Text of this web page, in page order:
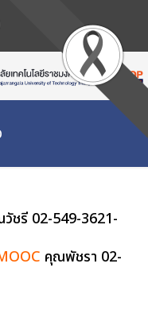
ชรี 02-549-3621-
คุณพัชรา 02-